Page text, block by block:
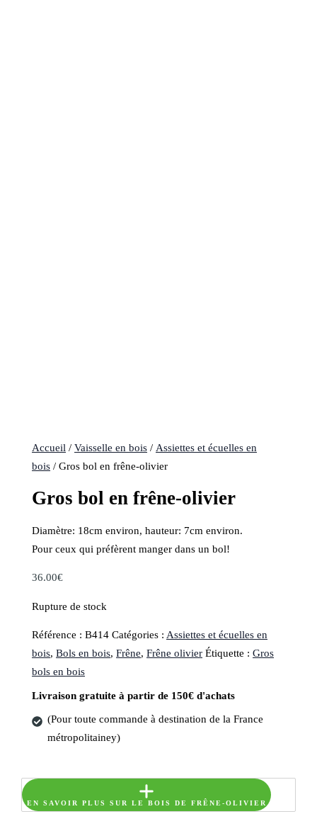
Accueil /Vaisselle en bois /Assiettes et écuelles en
bois / Gros bol en frêne-olivier
Gros bol en frêne-olivier
Diamètre: 18cm environ, hauteur: 7cm environ.
Pour ceux qui préfèrent manger dans un bol!
36.00€
Rupture de stock
Référence :B414 Catégories :Assiettes et écuelles en
bois,Bols en bois,Frêne,Frêne olivier Étiquette :Gros
bols en bois
Livraison gratuite à partir de 150€ d'achats
(Pour toute commande à destination de la France
métropolitainey)
EN SAVOIR PLUS SUR LE BOIS DE FRÊNE-OLIVIER